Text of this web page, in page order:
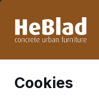
Woche 33 nicht.
Cookies